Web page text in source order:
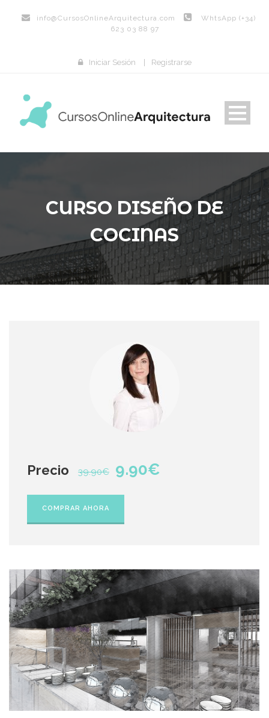
info@CursosOnlineArquitectura.com
WhtsApp (+34)
623 03 88 97
Iniciar Sesión Registrarse
CURSO DISEÑO DE
COCINAS
Precio 39.90€ 9.90€
COMPRAR AHORA